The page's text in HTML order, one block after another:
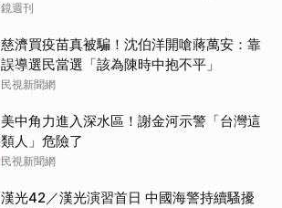
鏡週刊
慈濟買疫苗真被騙！沈伯洋開嗆蔣萬安：靠
誤導選民當選「該為陳時中抱不平」
民視新聞網
美中角力進入深水區！謝金河示警「台灣這
類人」危險了
民視新聞網
漢光42／漢光演習首日 中國海警持續騷擾